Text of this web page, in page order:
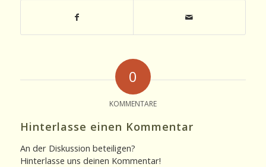
0
KOMMENTARE
Hinterlasse einen Kommentar
An der Diskussion beteiligen?
Hinterlasse uns deinen Kommentar!